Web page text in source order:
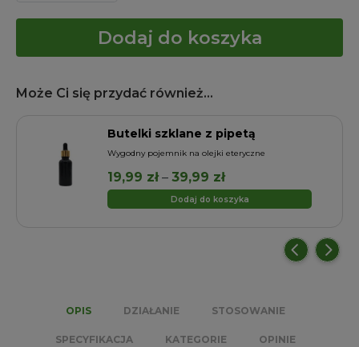
Dodaj do koszyka
Może Ci się przydać również...
Butelki szklane z pipetą
Wygodny pojemnik na olejki eteryczne
19,99 zł – 39,99 złZakres
cen:
Dodaj do koszyka
OPIS DZIAŁANIE STOSOWANIE
SPECYFIKACJA KATEGORIE OPINIE